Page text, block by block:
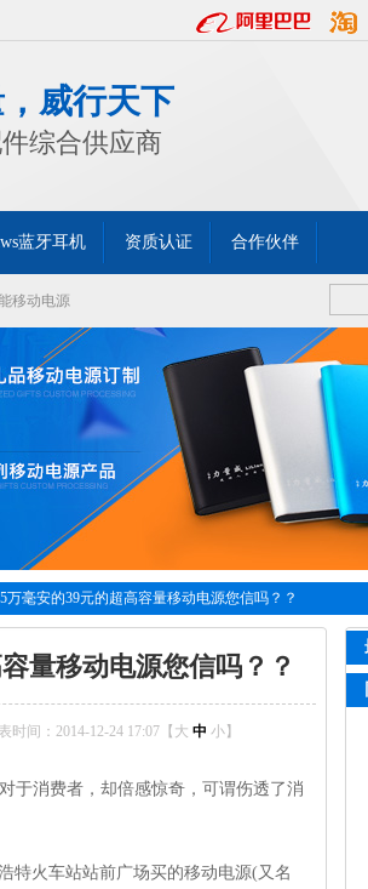
威行天下
综合供应商
蓝牙耳机 资质认证 合作伙伴
移动电源
万毫安的39元的超高容量移动电源您信吗？？
量移动电源您信吗？？
时间：2014-12-24 17:07【 大 中 小】
于消费者，却倍感惊奇，可谓伤透了消
特火车站站前广场买的移动电源(又名